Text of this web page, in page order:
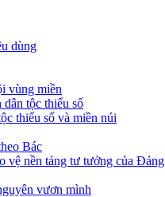
dùng
vùng miền
tộc thiểu số
thiểu số và miền núi
Bác
vệ nền tảng tư tưởng của Đảng
vươn mình